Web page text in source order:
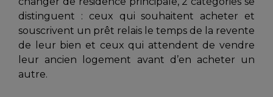
distinguent : ceux qui souhaitent acheter et
souscrivent un prêt relais le temps de la revente
de leur bien et ceux qui attendent de vendre
leur ancien logement avant d’en acheter un
autre.